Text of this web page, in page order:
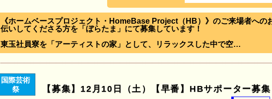
《ホームベースプロジェクト・HomeBase Project（HB）》のご来場者への
伝いしてくださる方を「ぼらたま」にて募集しています！
東玉社員寮を「アーティストの家」として、リラックスした中で空…
国際芸術
祭
【募集】12月10日（土）【早番】HBサポーター募集